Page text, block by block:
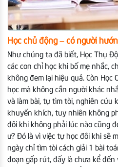
Học chủ động – có người
Như chúng ta đã biết, Học Thụ
các con chỉ học khi bố mẹ nhắc,
không đem lại hiệu quả. Còn Học
học mà không cần người khác
và làm bài, tự tìm tòi, nghiên cứu
khuyến khích, tuy nhiên không
đôi khi không phải lúc nào cũng
ư? Đó là vì việc tự học đôi khi sẽ
ngày chỉ tìm tòi cách giải 1 bài
đoạn gấp rút, đấy là chưa kể